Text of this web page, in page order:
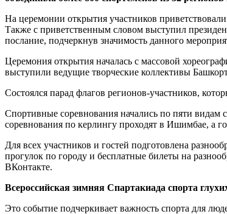
На церемонии открытия участников
Также с приветственным словом выступил
послание, подчеркнув значимость данного
Церемония открытия началась с массовой
выступили ведущие творческие коллективы
Состоялся парад флагов регионов-участников,
Спортивные соревнования начались по пяти видам
соревнования по керлингу проходят в Ишимбае, а
Для всех участников и гостей подготовлена
прогулок по городу и бесплатные билеты на
ВКонтакте.
Всероссийская зимняя Спартакиада спорта
Это событие подчеркивает важность спорта для